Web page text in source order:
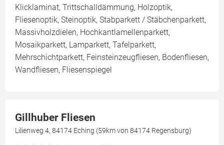
Klicklaminat, Trittschalldämmung, Holzoptik,
Fliesenoptik, Steinoptik, Stabparkett / Stäbchenparkett,
Massivholzdielen, Hochkantlamellenparkett,
Mosaikparkett, Lamparkett, Tafelparkett,
Mehrschichtparkett, Feinsteinzeugfliesen, Bodenfliesen,
Wandfliesen, Fliesenspiegel
Gillhuber Fliesen
Lilienweg 4, 84174 Eching (59km von 84174 Regensburg)